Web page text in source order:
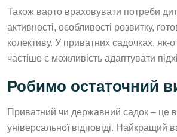
Також варто враховувати потреби
активності, особливості розвитку,
колективу. У приватних садочках,
частіше є можливість адаптувати
Робимо остаточний
Приватний чи державний садок – це
універсальної відповіді. Найкращий